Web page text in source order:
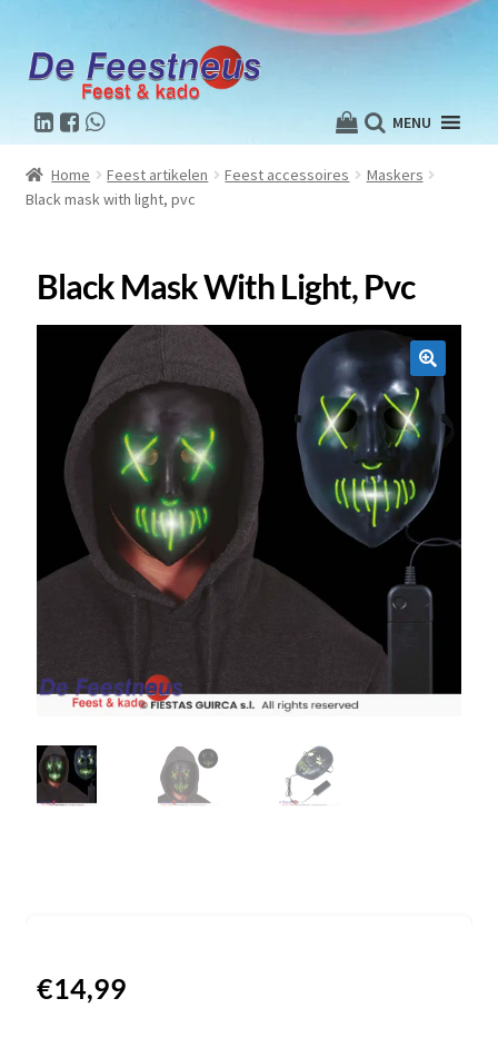
MENU
Home Feest artikelen Feest accessoires
Maskers
Black mask with light, pvc
Black Mask With Light, Pvc
🔍
€14,99